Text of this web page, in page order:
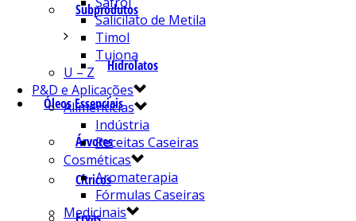
Subprodutos
Hidrolatos
Óleos Essenciais
Árvores
Cítricos
Salicilato de Metila
Timol
Tujona
U – Z
P&D e Aplicações
Alimentícias
Indústria
Receitas Caseiras
Cosméticas
Aromaterapia
Fórmulas Caseiras
Medicinais